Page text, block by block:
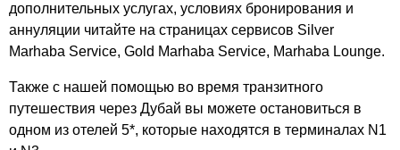
дополнительных услугах, условиях бронирования и
аннуляции читайте на страницах сервисов Silver
Marhaba Service, Gold Marhaba Service, Marhaba Lounge.
Также с нашей помощью во время транзитного
путешествия через Дубай вы можете остановиться в
одном из отелей 5*, которые находятся в терминалах N1